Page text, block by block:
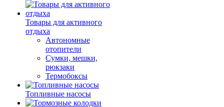
Товары для активного
отдыха
Автономные
отопители
Сумки, мешки,
рюкзаки
Термобоксы
Топливные насосы